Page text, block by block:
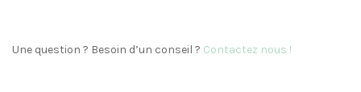
Une question ? Besoin d’un conseil ? Contactez nous !